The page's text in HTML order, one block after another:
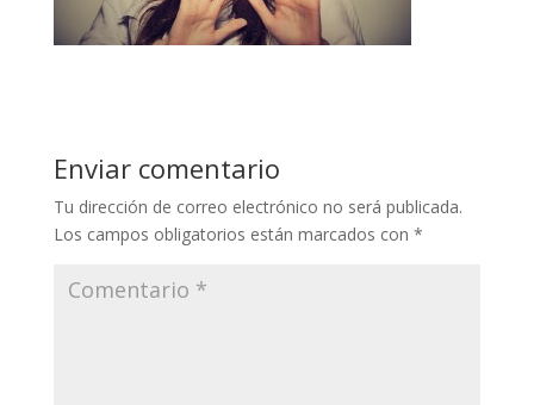
Enviar comentario
Tu dirección de correo electrónico no será publicada.
Los campos obligatorios están marcados con *